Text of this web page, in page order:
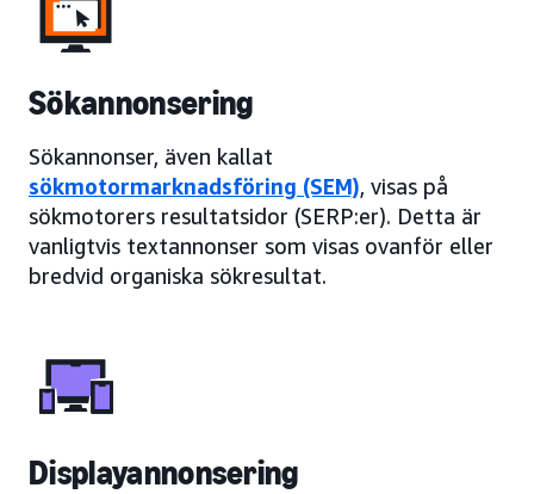
Sökannonsering
Sökannonser, även kallat
sökmotormarknadsföring (SEM), visas på
sökmotorers resultatsidor (SERP:er). Detta är
vanligtvis textannonser som visas ovanför eller
bredvid organiska sökresultat.
Displayannonsering